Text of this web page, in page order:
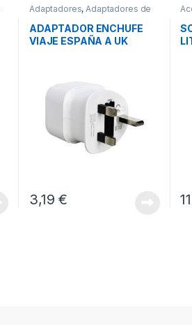
Adaptadores,Adaptadores de
Corriente
Conectividad
ADAPTADOR ENCHUFE
VIAJE ESPAÑA A UK
3,19€